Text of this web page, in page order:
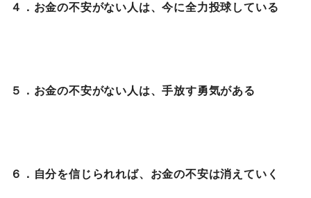
４．お金の不安がない人は、今に全力投球している
５．お金の不安がない人は、手放す勇気がある
６．自分を信じられれば、お金の不安は消えていく